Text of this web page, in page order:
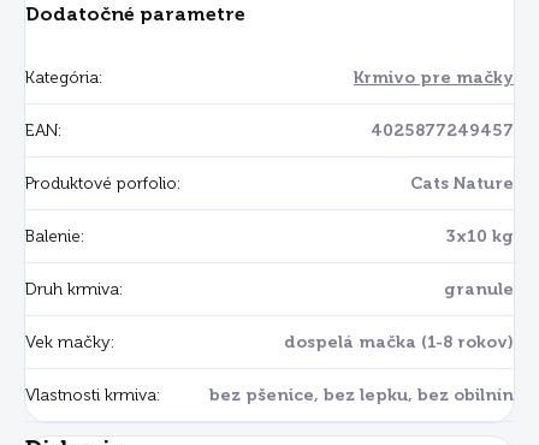
Dodatočné parametre
Kategória: Krmivo pre mačky
EAN: 4025877249457
Produktové porfolio: Cats Nature
Balenie: 3x10 kg
Druh krmiva: granule
Vek mačky: dospelá mačka (1-8 rokov)
Vlastnosti krmiva: bez pšenice, bez lepku, bez obilnín